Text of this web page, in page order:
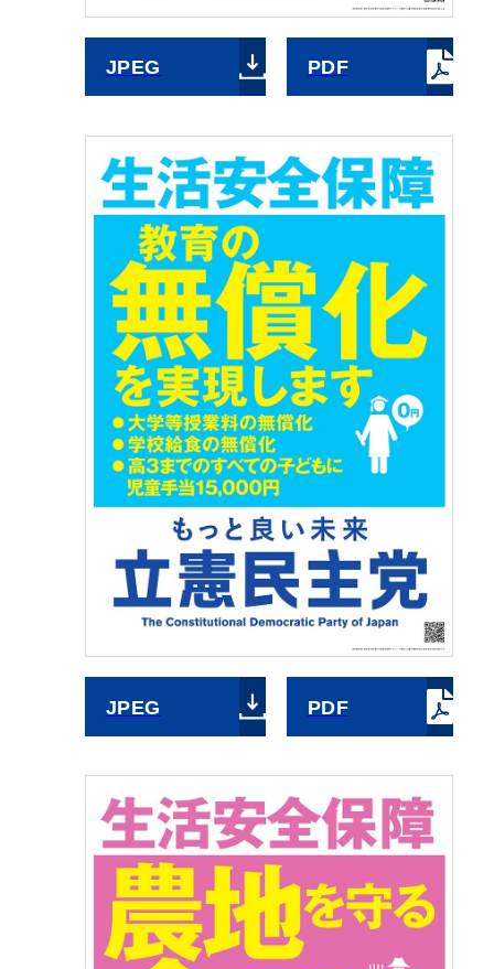
JPEG PDF
JPEG PDF